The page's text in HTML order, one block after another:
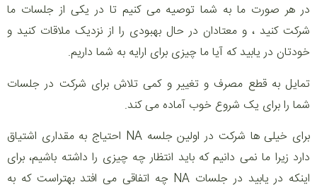
در هر صورت ما به شما توصیه می کنیم تا در یکی از جلسات ما
شرکت کنید ، و معتادان در حال بهبودی را از نزدیک ملاقات کنید و
خودتان در یابید که آیا ما چیزی برای ارایه به شما داریم.
تمایل به قطع مصرف و تغییر ‌‌و کمی تلاش برای شرکت در جلسات
شما را برای یک شروع خوب آماده می کند.
برای خیلی ها شرکت در اولین جلسه NA احتیاج به مقداری اشتیاق
دارد زیرا ما نمی دانیم که باید انتظار چه چیزی را داشته باشیم، برای
اینکه در یابید در جلسات NA چه اتفاقی می افتد بهتراست که به